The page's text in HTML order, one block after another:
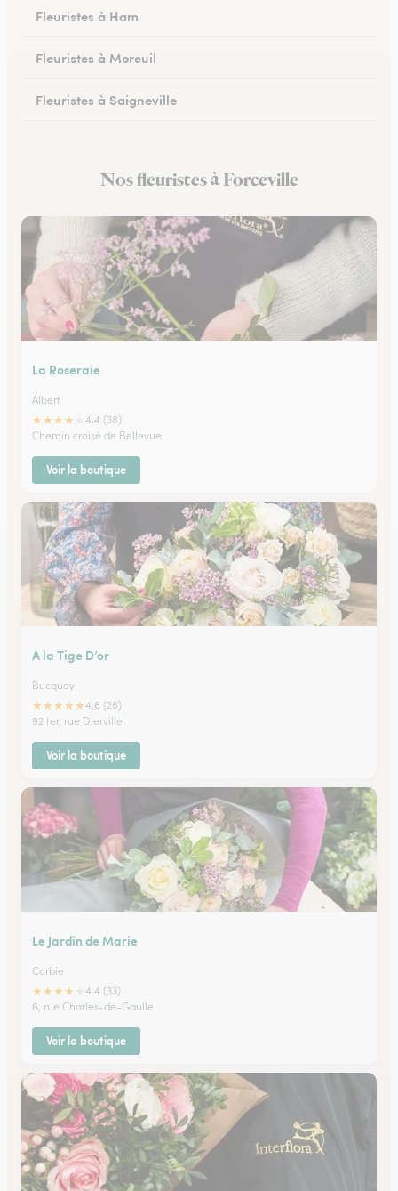
Fleuristes à Ham
Fleuristes à Moreuil
Fleuristes à Saigneville
Fleuristes à CorbieNos fleuristes à Forceville
La Roseraie
Albert
★★★★
4.4 (38)
Chemin croisé de Bellevue
Voir la boutique
A la Tige D’or
Bucquoy
★★★★★4.6 (26)
92 ter, rue Dierville
Voir la boutique
Le Jardin de Marie
Corbie
★★★★
4.4 (33)
6, rue Charles-de-Gaulle
Voir la boutique